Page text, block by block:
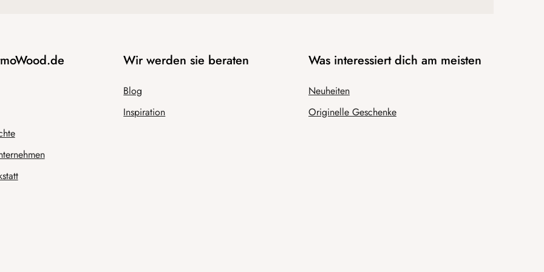
Wir werden sie beraten
Blog
Inspiration
Was interessiert dich am meisten
Neuheiten
Originelle Geschenke